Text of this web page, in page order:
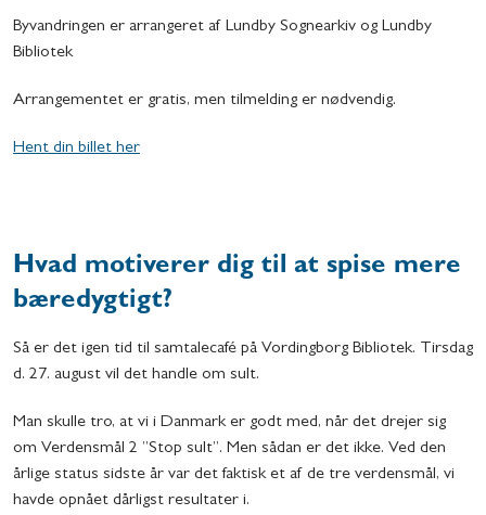
Byvandringen er arrangeret af Lundby Sognearkiv og Lundby
Bibliotek
Arrangementet er gratis, men tilmelding er nødvendig.
Hent din billet her
Hvad motiverer dig til at spise mere
bæredygtigt?
Så er det igen tid til samtalecafé på Vordingborg Bibliotek. Tirsdag
d. 27. august vil det handle om sult.
Man skulle tro, at vi i Danmark er godt med, når det drejer sig
om Verdensmål 2 ”Stop sult”. Men sådan er det ikke. Ved den
årlige status sidste år var det faktisk et af de tre verdensmål, vi
havde opnået dårligst resultater i.